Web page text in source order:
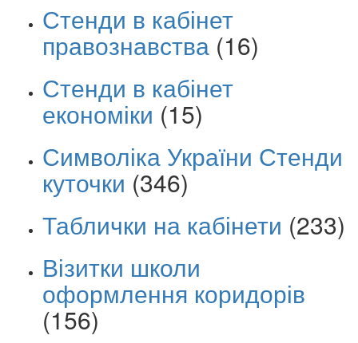
Стенди в кабінет
правознавства (16)
Стенди в кабінет
економіки (15)
Символіка України Стенди
куточки (346)
Таблички на кабінети (233)
Візитки школи
оформлення коридорів
(156)